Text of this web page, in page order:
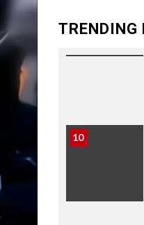
TRENDING
10